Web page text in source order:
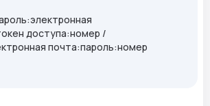
доступа:номер /
почта:пароль:номер